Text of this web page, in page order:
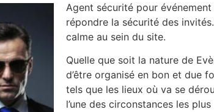
Agent sécurité pour
répondre la sécurité des
calme au sein du site.
Quelle que soit la nature de
d’être organisé en bon et due
tels que les lieux où va se
l’une des circonstances les